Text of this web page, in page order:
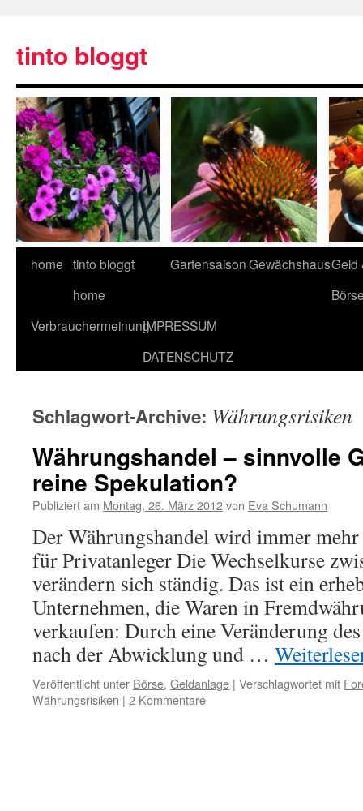
tinto bloggt
home tinto bloggt
home
GartensaisonGewächshausGeld
VerbrauchermeinungIMPRESSUM
DATENSCHUTZ
Schlagwort-Archive: Währungsrisiken
Währungshandel – sinnvolle
reine Spekulation?
Publiziert am Montag, 26. März 2012von Eva Schumann
Der Währungshandel wird immer
für Privatanleger Die Wechselkurse
verändern sich ständig. Das ist ein
Unternehmen, die Waren in
verkaufen: Durch eine Veränderung
nach der Abwicklung und …
Veröffentlicht unter Börse, Geldanlage | Verschlagwortet mit
Währungsrisiken | 2 Kommentare